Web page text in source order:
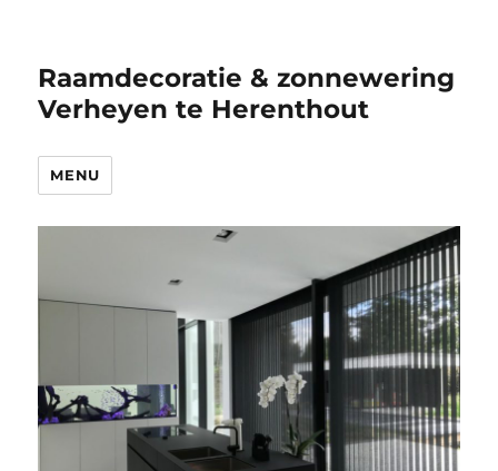
Raamdecoratie & zonnewering
Verheyen te Herenthout
MENU